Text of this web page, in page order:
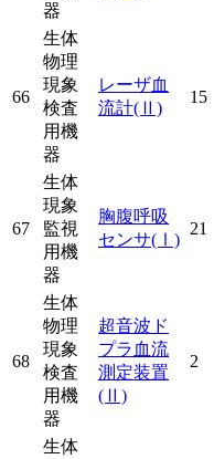
器
66
生体
物理
現象
検査
用機
器
レーザ血
流計(Ⅱ)
15
67
生体
現象
監視
用機
器
胸腹呼吸
センサ(Ⅰ)
21
68
生体
物理
現象
検査
用機
器
超音波ド
プラ血流
測定装置
(Ⅱ)
2
生体